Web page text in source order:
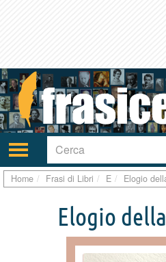
Attiva/disattiva
navigazione
Home Frasi di Libri E Elogio
Elogio